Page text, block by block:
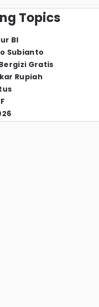
Topics
BI
Subianto
Gratis
Rupiah